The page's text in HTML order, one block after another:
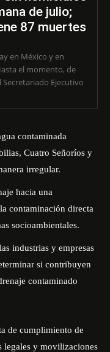
de julio;
87 muertes
en México y en
Secretariado Ejecutivo
contaminada
Cuatro Señoríos y
irregular.
hacia una
contaminación directa
socioambientales.
industrias y empresas
si contribuyen
contaminado
de cumplimiento de
legales y movilizaciones